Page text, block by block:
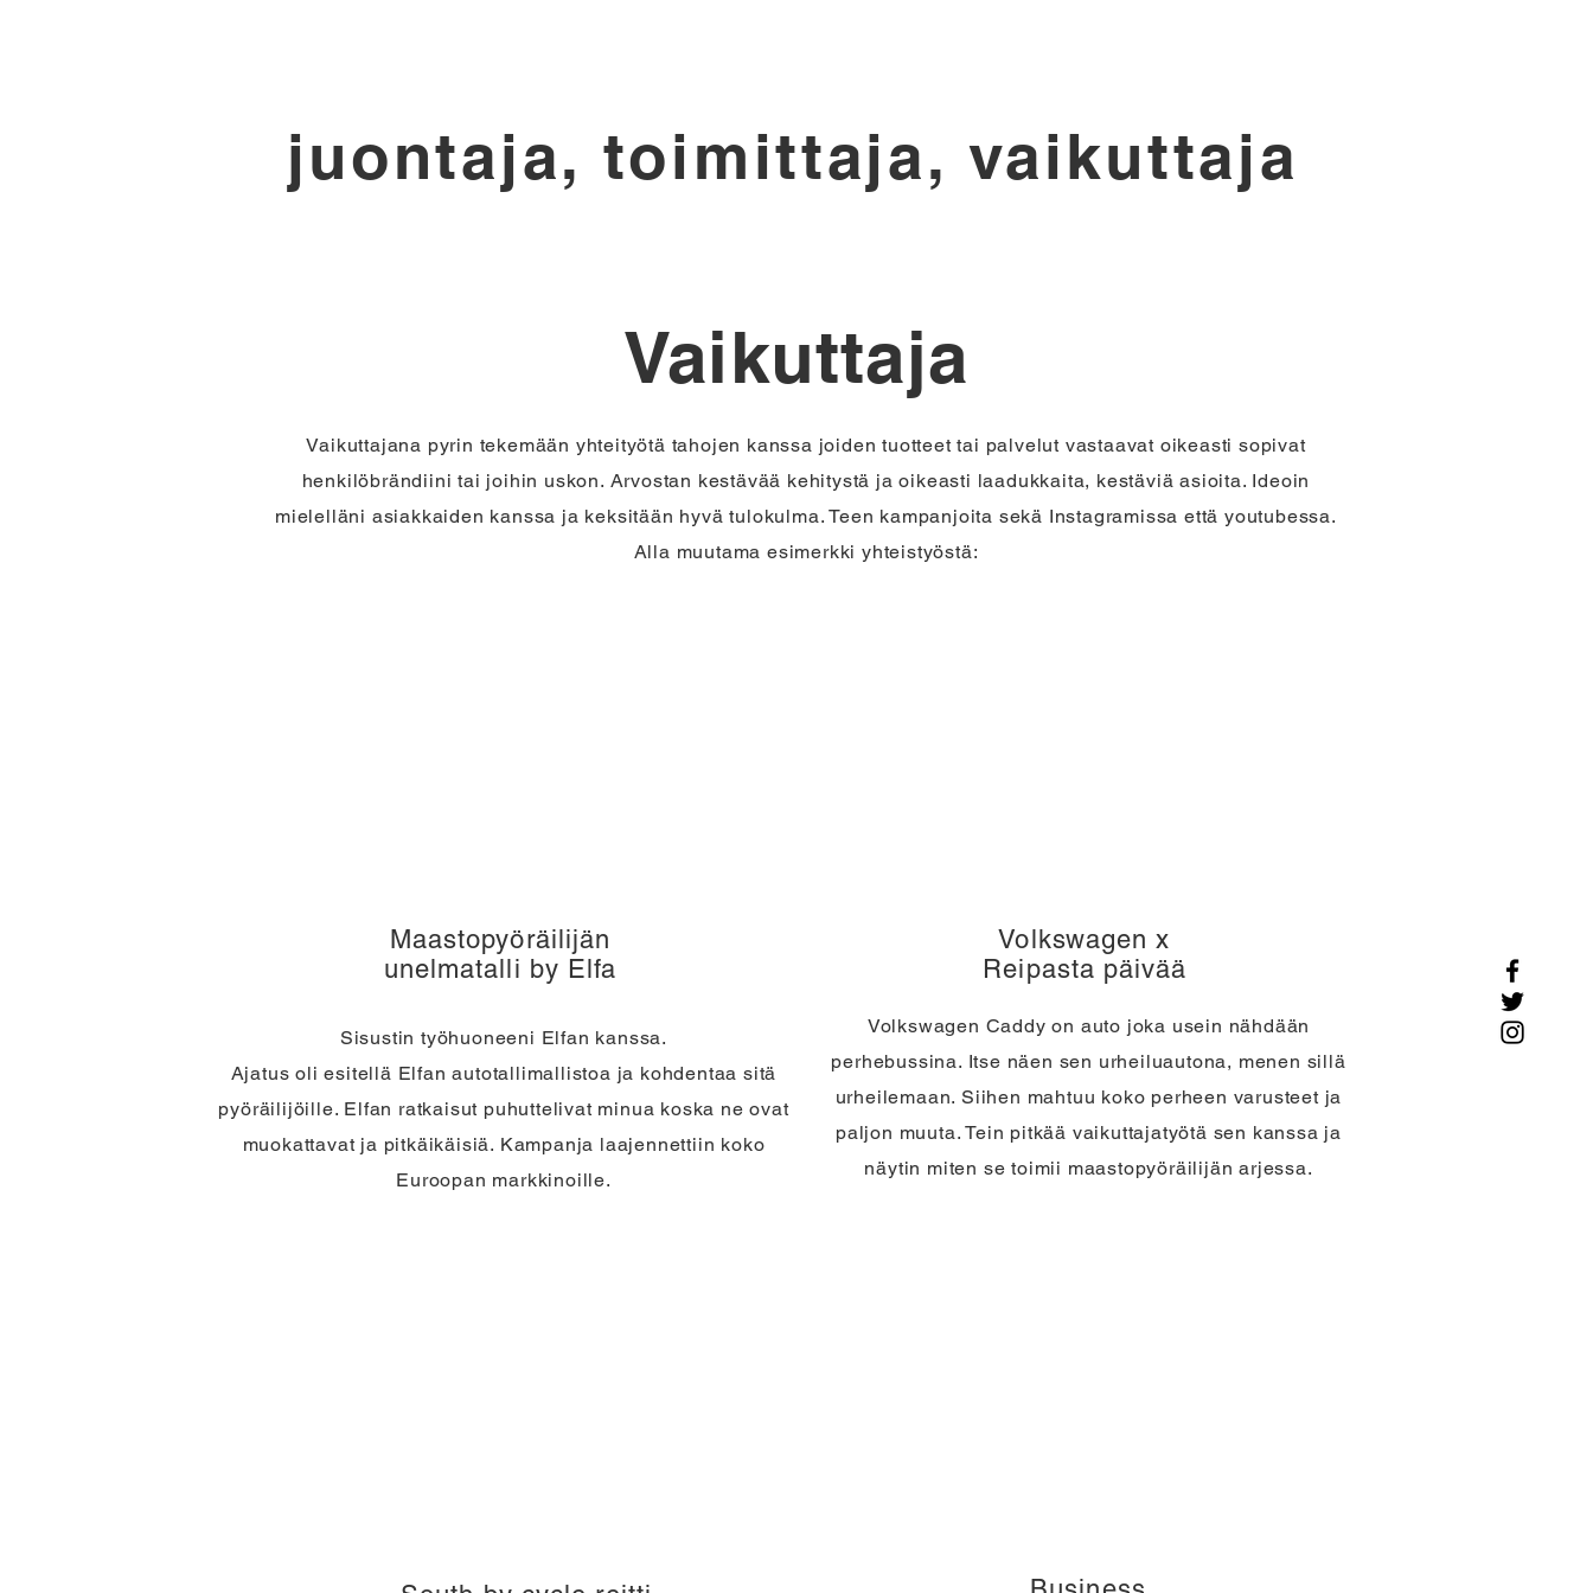
juontaja, toimittaja, vaikuttaja
Vaikuttaja
Vaikuttajana pyrin tekemään yhteityötä tahojen kanssa joiden tuotteet tai palvelut vastaavat oikeasti sopivat
henkilöbrändiini tai joihin uskon. Arvostan kestävää kehitystä ja oikeasti laadukkaita, kestäviä asioita. Ideoin
mielelläni asiakkaiden kanssa ja keksitään hyvä tulokulma. Teen kampanjoita sekä Instagramissa että youtubessa.
Alla muutama esimerkki yhteistyöstä:
Maastopyöräilijän
unelmatalli by Elfa
Sisustin työhuoneeni Elfan kanssa.
Ajatus oli esitellä Elfan autotallimallistoa ja kohdentaa sitä
pyöräilijöille. Elfan ratkaisut puhuttelivat minua koska ne ovat
muokattavat ja pitkäikäisiä. Kampanja laajennettiin koko
Euroopan markkinoille.
Volkswagen x
Reipasta päivää
Volkswagen Caddy on auto joka usein nähdään
perhebussina. Itse näen sen urheiluautona, menen sillä
urheilemaan. Siihen mahtuu koko perheen varusteet ja
paljon muuta. Tein pitkää vaikuttajatyötä sen kanssa ja
näytin miten se toimii maastopyöräilijän arjessa.